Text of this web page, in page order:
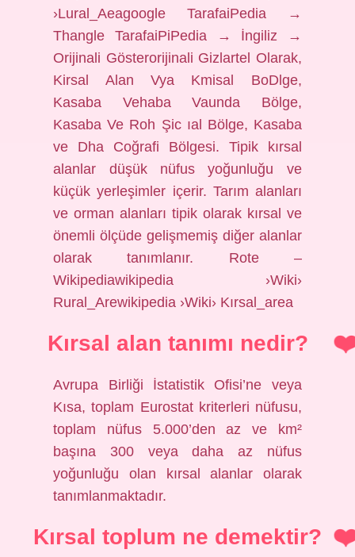
›Lural_Aeagoogle TarafaiPedia →
Thangle TarafaiPiPedia → İngiliz →
Orijinali Gösterorijinali Gizlartel Olarak,
Kirsal Alan Vya Kmisal BoDlge,
Kasaba Vehaba Vaunda Bölge,
Kasaba Ve Roh Şic ıal Bölge, Kasaba
ve Dha Coğrafi Bölgesi. Tipik kırsal
alanlar düşük nüfus yoğunluğu ve
küçük yerleşimler içerir. Tarım alanları
ve orman alanları tipik olarak kırsal ve
önemli ölçüde gelişmemiş diğer alanlar
olarak tanımlanır. Rote –
Wikipediawikipedia ›Wiki›
Rural_Arewikipedia ›Wiki› Kırsal_area
Kırsal alan tanımı nedir?
Avrupa Birliği İstatistik Ofisi’ne veya
Kısa, toplam Eurostat kriterleri nüfusu,
toplam nüfus 5.000’den az ve km²
başına 300 veya daha az nüfus
yoğunluğu olan kırsal alanlar olarak
tanımlanmaktadır.
Kırsal toplum ne demektir?